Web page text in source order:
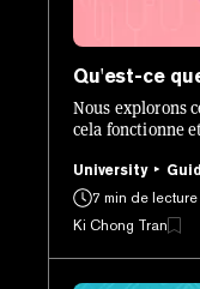
Qu'est-ce
Nous explorons
cela fonctionne
échangés.
University
7 min de lecture
Ki Chong Tran